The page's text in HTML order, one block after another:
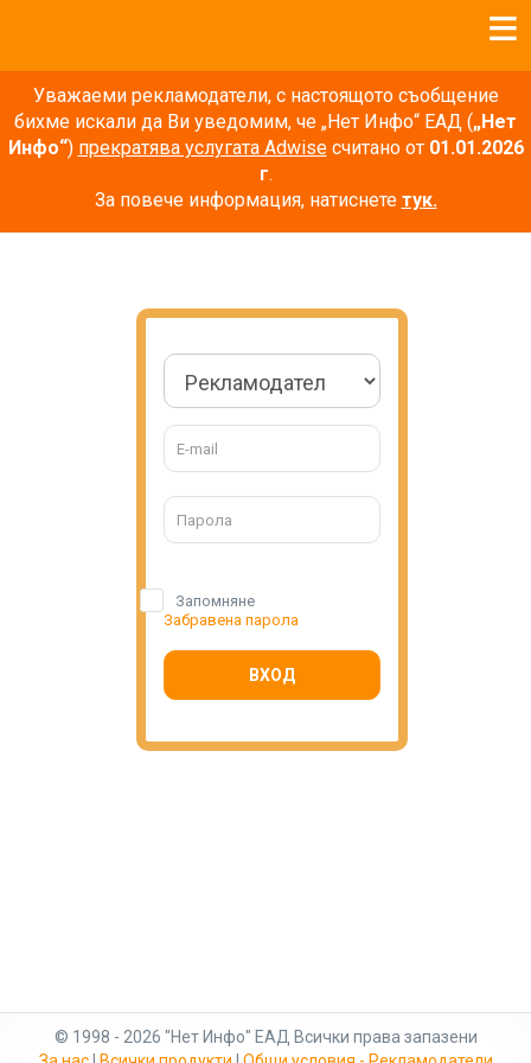
Уважаеми рекламодатели, с настоящото съобщение
бихме искали да Ви уведомим, че „Нет Инфо“ ЕАД („Нет
Инфо“) прекратява услугата Adwiseсчитано от 01.01.2026
г.
За повече информация, натиснете тук.
Запомняне
Забравена парола
ВХОД
© 1998 - 2026 "Нет Инфо" ЕАД Всички права запазени